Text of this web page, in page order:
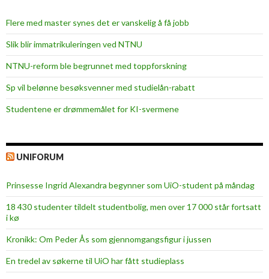
l
e
e
r
e
o
s
t
r
t
d
Flere med master synes det er vanskelig å få jobb
Slik blir immatrikuleringen ved NTNU
NTNU-reform ble begrunnet med toppforskning
Sp vil belønne besøksvenner med studielån-rabatt
Studentene er drømmemålet for KI-svermene
UNIFORUM
Prinsesse Ingrid Alexandra begynner som UiO-student på måndag
18 430 studenter tildelt studentbolig, men over 17 000 står fortsatt
i kø
Kronikk: Om Peder Ås som gjennomgangsfigur i jussen
En tredel av søkerne til UiO har fått studieplass